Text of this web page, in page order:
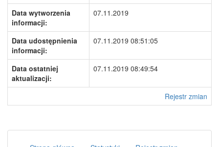
Data wytworzenia
informacji:
07.11.2019
Data udostępnienia
informacji:
07.11.2019 08:51:05
Data ostatniej
aktualizacji:
07.11.2019 08:49:54
Rejestr zmian